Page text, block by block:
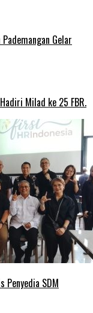
Gelar
Milad ke 25 FBR.
Penyedia SDM